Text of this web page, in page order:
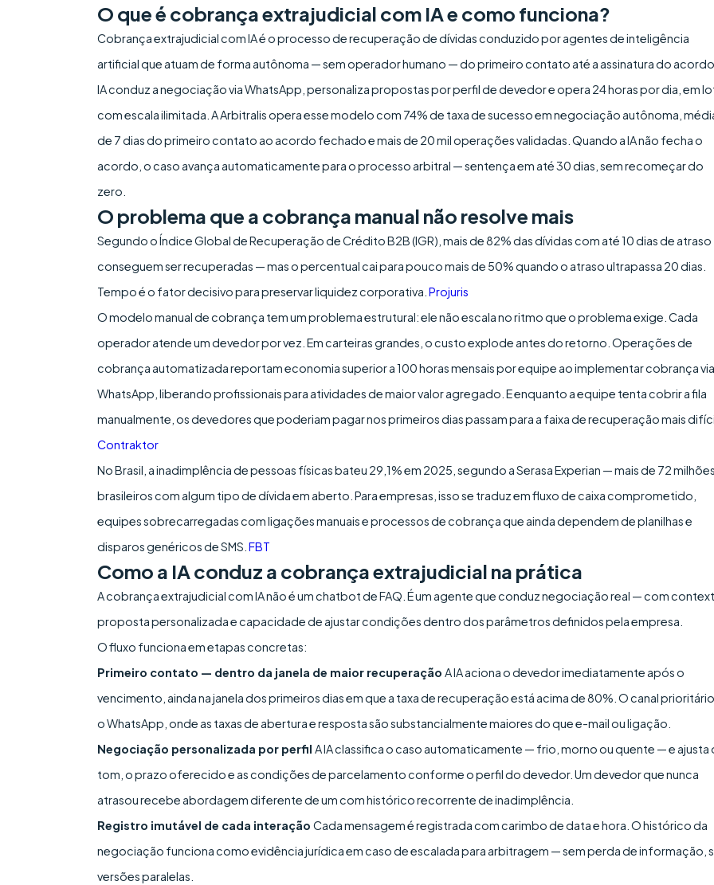
O que é cobrança extrajudicial com IA e como funciona?
Cobrança extrajudicial com IA é o processo de recuperação de dívidas conduzido por agentes de inteligência
artificial que atuam de forma autônoma — sem operador humano — do primeiro contato até a assinatura do
IA conduz a negociação via WhatsApp, personaliza propostas por perfil de devedor e opera 24 horas por dia, em
com escala ilimitada. A Arbitralis opera esse modelo com 74% de taxa de sucesso em negociação autônoma,
de 7 dias do primeiro contato ao acordo fechado e mais de 20 mil operações validadas. Quando a IA não fecha o
acordo, o caso avança automaticamente para o processo arbitral — sentença em até 30 dias, sem recomeçar do
zero.
O problema que a cobrança manual não resolve mais
Segundo o Índice Global de Recuperação de Crédito B2B (IGR), mais de 82% das dívidas com até 10 dias de atraso
conseguem ser recuperadas — mas o percentual cai para pouco mais de 50% quando o atraso ultrapassa 20 dias.
Tempo é o fator decisivo para preservar liquidez corporativa. Projuris
O modelo manual de cobrança tem um problema estrutural: ele não escala no ritmo que o problema exige. Cada
operador atende um devedor por vez. Em carteiras grandes, o custo explode antes do retorno. Operações de
cobrança automatizada reportam economia superior a 100 horas mensais por equipe ao implementar cobrança via
WhatsApp, liberando profissionais para atividades de maior valor agregado. E enquanto a equipe tenta cobrir a fila
manualmente, os devedores que poderiam pagar nos primeiros dias passam para a faixa de recuperação mais
Contraktor
No Brasil, a inadimplência de pessoas físicas bateu 29,1% em 2025, segundo a Serasa Experian — mais de 72
brasileiros com algum tipo de dívida em aberto. Para empresas, isso se traduz em fluxo de caixa comprometido,
equipes sobrecarregadas com ligações manuais e processos de cobrança que ainda dependem de planilhas e
disparos genéricos de SMS. FBT
Como a IA conduz a cobrança extrajudicial na prática
A cobrança extrajudicial com IA não é um chatbot de FAQ. É um agente que conduz negociação real — com
proposta personalizada e capacidade de ajustar condições dentro dos parâmetros definidos pela empresa.
O fluxo funciona em etapas concretas:
Primeiro contato — dentro da janela de maior recuperação A IA aciona o devedor imediatamente após o
vencimento, ainda na janela dos primeiros dias em que a taxa de recuperação está acima de 80%. O canal
o WhatsApp, onde as taxas de abertura e resposta são substancialmente maiores do que e-mail ou ligação.
Negociação personalizada por perfil A IA classifica o caso automaticamente — frio, morno ou quente — e ajusta
tom, o prazo oferecido e as condições de parcelamento conforme o perfil do devedor. Um devedor que nunca
atrasou recebe abordagem diferente de um com histórico recorrente de inadimplência.
Registro imutável de cada interação Cada mensagem é registrada com carimbo de data e hora. O histórico da
negociação funciona como evidência jurídica em caso de escalada para arbitragem — sem perda de informação,
versões paralelas.